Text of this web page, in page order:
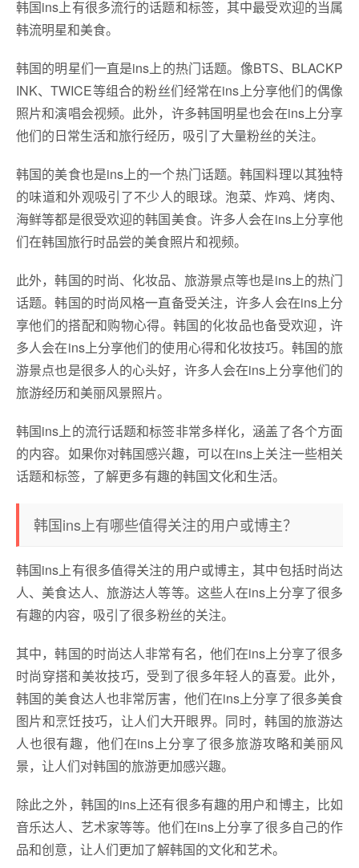
韩国ins上有很多流行的话题和标签，其中最受欢迎的当属
韩流明星和美食。
韩国的明星们一直是ins上的热门话题。像BTS、BLACKP
INK、TWICE等组合的粉丝们经常在ins上分享他们的偶像
照片和演唱会视频。此外，许多韩国明星也会在ins上分享
他们的日常生活和旅行经历，吸引了大量粉丝的关注。
韩国的美食也是ins上的一个热门话题。韩国料理以其独特
的味道和外观吸引了不少人的眼球。泡菜、炸鸡、烤肉、
海鲜等都是很受欢迎的韩国美食。许多人会在ins上分享他
们在韩国旅行时品尝的美食照片和视频。
此外，韩国的时尚、化妆品、旅游景点等也是ins上的热门
话题。韩国的时尚风格一直备受关注，许多人会在ins上分
享他们的搭配和购物心得。韩国的化妆品也备受欢迎，许
多人会在ins上分享他们的使用心得和化妆技巧。韩国的旅
游景点也是很多人的心头好，许多人会在ins上分享他们的
旅游经历和美丽风景照片。
韩国ins上的流行话题和标签非常多样化，涵盖了各个方面
的内容。如果你对韩国感兴趣，可以在ins上关注一些相关
话题和标签，了解更多有趣的韩国文化和生活。
韩国ins上有哪些值得关注的用户或博主？
韩国ins上有很多值得关注的用户或博主，其中包括时尚达
人、美食达人、旅游达人等等。这些人在ins上分享了很多
有趣的内容，吸引了很多粉丝的关注。
其中，韩国的时尚达人非常有名，他们在ins上分享了很多
时尚穿搭和美妆技巧，受到了很多年轻人的喜爱。此外，
韩国的美食达人也非常厉害，他们在ins上分享了很多美食
图片和烹饪技巧，让人们大开眼界。同时，韩国的旅游达
人也很有趣，他们在ins上分享了很多旅游攻略和美丽风
景，让人们对韩国的旅游更加感兴趣。
除此之外，韩国的ins上还有很多有趣的用户和博主，比如
音乐达人、艺术家等等。他们在ins上分享了很多自己的作
品和创意，让人们更加了解韩国的文化和艺术。